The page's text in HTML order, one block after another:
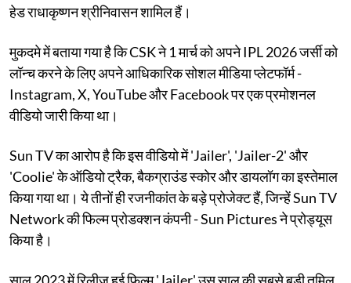
हेड राधाकृष्णन श्रीनिवासन शामिल हैं।
मुकदमे में बताया गया है कि CSK ने 1 मार्च को अपने IPL 2026 जर्सी को
लॉन्च करने के लिए अपने आधिकारिक सोशल मीडिया प्लेटफॉर्म -
Instagram, X, YouTube और Facebook पर एक प्रमोशनल
वीडियो जारी किया था।
Sun TV का आरोप है कि इस वीडियो में 'Jailer', 'Jailer-2' और
'Coolie' के ऑडियो ट्रैक, बैकग्राउंड स्कोर और डायलॉग का इस्तेमाल
किया गया था। ये तीनों ही रजनीकांत के बड़े प्रोजेक्ट हैं, जिन्हें Sun TV
Network की फिल्म प्रोडक्शन कंपनी - Sun Pictures ने प्रोड्यूस
किया है।